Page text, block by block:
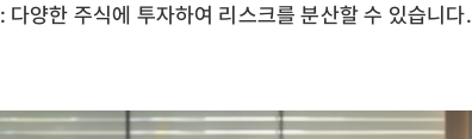
: 다양한 주식에 투자하여 리스크를 분산할 수 있습니다.